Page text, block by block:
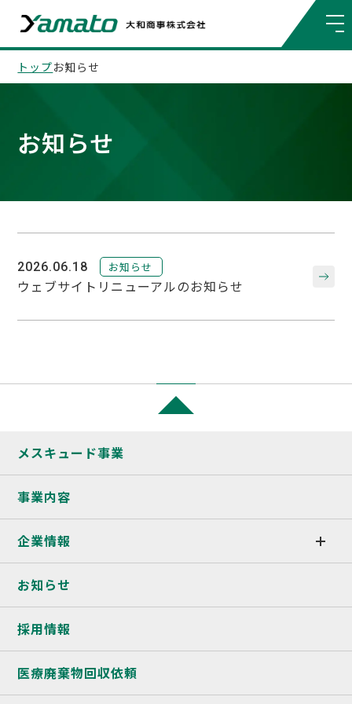
トップお知らせ
お知らせ
2026.06.18 お知らせ
ウェブサイトリニューアルのお知らせ
メスキュード事業
事業内容
企業情報
お知らせ
採用情報
医療廃棄物回収依頼